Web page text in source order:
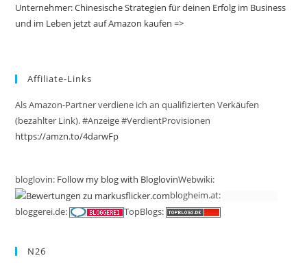
Unternehmer: Chinesische Strategien für deinen Erfolg im Business
und im Leben jetzt auf Amazon kaufen =>
Affiliate-Links
Als Amazon-Partner verdiene ich an qualifizierten Verkäufen
(bezahlter Link). #Anzeige #VerdientProvisionen
https://amzn.to/4darwFp
bloglovin: Follow my blog with BloglovinWebwiki:
blogheim.at:
bloggerei.de:
TopBlogs:
N26